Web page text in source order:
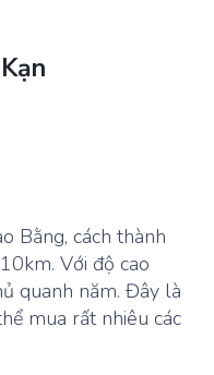
Bằng, cách thành
Với độ cao
quanh năm. Đây là
mua rất nhiêu các